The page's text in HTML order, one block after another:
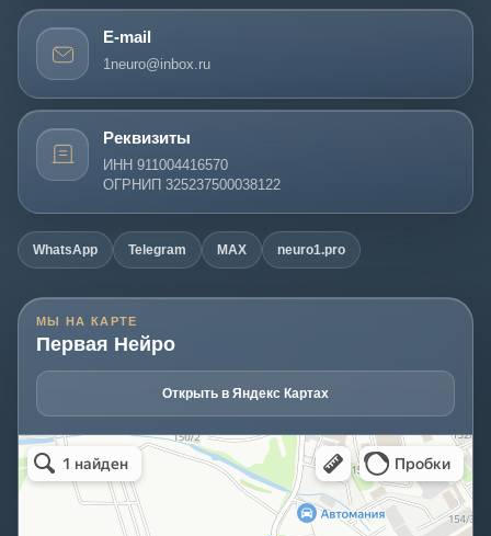
E-mail
1neuro@inbox.ru
Реквизиты
ИНН 911004416570
ОГРНИП 325237500038122
WhatsApp Telegram MAX neuro1.pro
МЫ НА КАРТЕ
Первая Нейро
Открыть в Яндекс Картах